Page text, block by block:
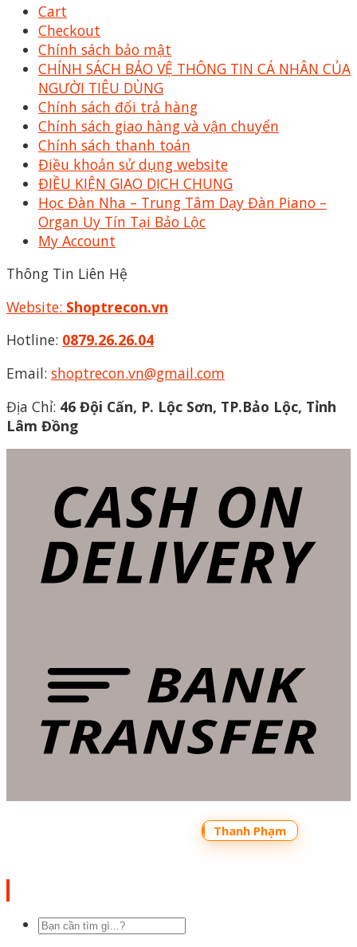
Cart
Checkout
Chính sách bảo mật
CHÍNH SÁCH BẢO VỆ THÔNG TIN CÁ NHÂN CỦA
NGƯỜI TIÊU DÙNG
Chính sách đổi trả hàng
Chính sách giao hàng và vận chuyển
Chính sách thanh toán
Điều khoản sử dụng website
ĐIỀU KIỆN GIAO DỊCH CHUNG
Học Đàn Nha – Trung Tâm Dạy Đàn Piano –
Organ Uy Tín Tại Bảo Lộc
My Account
Thông Tin Liên Hệ
Website: Shoptrecon.vn
Hotline: 0879.26.26.04
Email: shoptrecon.vn@gmail.com
Địa Chỉ: 46 Đội Cấn, P. Lộc Sơn, TP.Bảo Lộc, Tỉnh
Lâm Đồng
Thanh Phạm
Tìm